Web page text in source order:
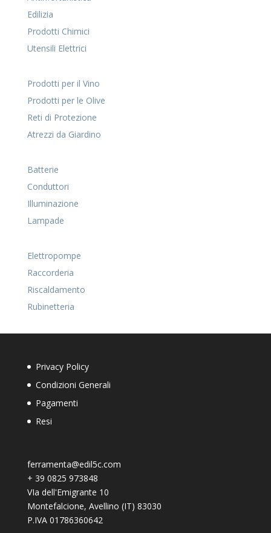
Edilizia
Prodotti Chimici
Utensili Elettrici
Prodotti per il Vino
Prodotti per le Olive
Reti di Protezione
Atrezzi da Giardino
Batterie
Conduttori
Illuminazione
Lampade
Elettropompe
Raccorderia
Riscaldamento
Rubinetteria
Privacy Policy
Condizioni Generali
Pagamenti
Resi
ferramenta@edil5c.com
+ 39 0825 973848
VIa dell'Emigrante 10
Montefalcione, Avellino (IT) 83030
P.IVA 01786360642